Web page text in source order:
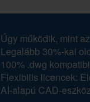
Úgy működik, mint
Legalább 30%-kal
100% .dwg
Flexibilis licencek:
AI-alapú CAD-